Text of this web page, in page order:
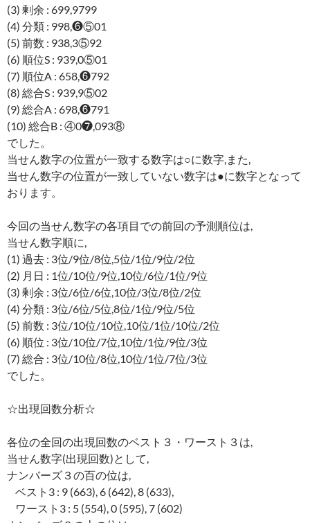
(3) 剰余 : 699,9799
(4) 分類 : 998,❻⑤01
(5) 前数 : 938,3⑤92
(6) 順位S : 939,0⑤01
(7) 順位A : 658,❻792
(8) 総合S : 939,9⑤02
(9) 総合A : 698,❻791
(10) 総合B : ④0❼,093⑧
でした。
当せん数字の位置が一致する数字は○に数字,また,
当せん数字の位置が一致していない数字は●に数字となって
おります。
今回の当せん数字の各項目での前回の予測順位は,
当せん数字順に,
(1) 過去 : 3位/9位/8位,5位/1位/9位/2位
(2) 月日 : 1位/10位/9位,10位/6位/1位/9位
(3) 剰余 : 3位/6位/6位,10位/3位/8位/2位
(4) 分類 : 3位/6位/5位,8位/1位/9位/5位
(5) 前数 : 3位/10位/10位,10位/1位/10位/2位
(6) 順位 : 3位/10位/7位,10位/1位/9位/3位
(7) 総合 : 3位/10位/8位,10位/1位/7位/3位
でした。
☆出現回数分析☆
各位の全回の出現回数のベスト３・ワースト３は,
当せん数字(出現回数)として,
ナンバーズ３の百の位は,
ベスト3 : 9 (663), 6 (642), 8 (633),
ワースト3 : 5 (554), 0 (595), 7 (602)